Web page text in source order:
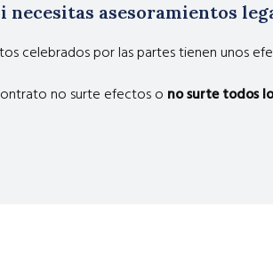
necesitas asesoramientos
celebrados por las partes tienen unos
no surte efectos o no surte todos